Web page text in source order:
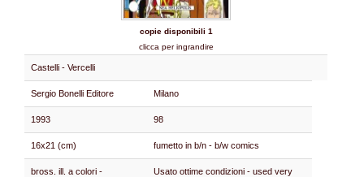
copie disponibili 1
clicca per ingrandire
Castelli - Vercelli
Sergio Bonelli Editore Milano
1993 98
16x21 (cm) fumetto in b/n - b/w comics
bross. ill. a colori -
Usato ottime condizioni - used very